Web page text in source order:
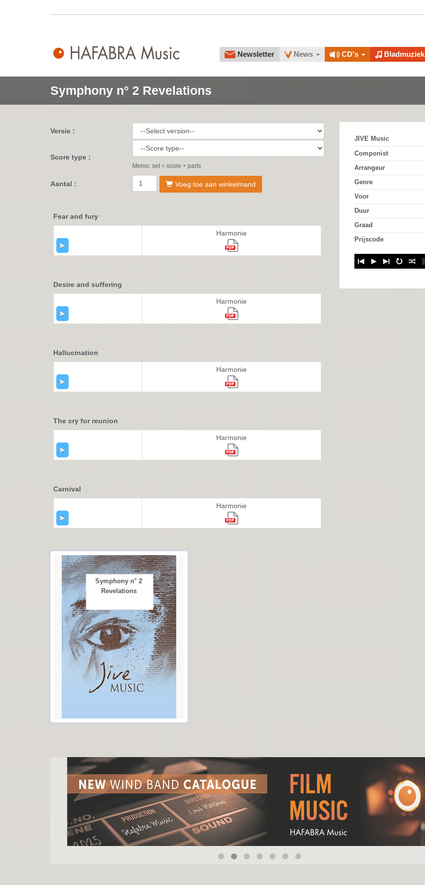
Newsletter News CD's Bladmuziek
Symphony n° 2 Revelations
Versie :
Score type :
Memo: set = score + parts
Aantal : Voeg toe aan winkelmand
Fear and fury
Harmonie
Desire and suffering
Harmonie
Hallucination
Harmonie
The cry for reunion
Harmonie
Carnival
Harmonie
Symphony n° 2
Revelations
JIVE Music
Componist
Arrangeur
Genre
Voor
Duur
Graad
Prijscode